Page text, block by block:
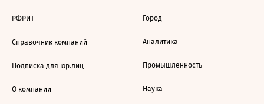
РФРИТ
Справочник компаний
Подписка для юр.лиц
О компании
Город
Аналитика
Промышленность
Наука